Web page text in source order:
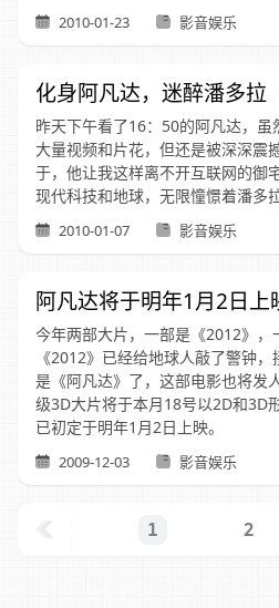
2010-01-23 影音娱乐
化身阿凡达，迷醉潘多拉
昨天下午看了16：50的阿凡达，
大量视频和片花，但还是被深深震
于，他让我这样离不开互联网的御
现代科技和地球，无限憧憬着潘多拉
2010-01-07 影音娱乐
阿凡达将于明年1月2日上
今年两部大片，一部是《2012》，
《2012》已经给地球人敲了警钟
是《阿凡达》了，这部电影也将发
级3D大片将于本月18号以2D和3D
已初定于明年1月2日上映。
2009-12-03 影音娱乐
1 2